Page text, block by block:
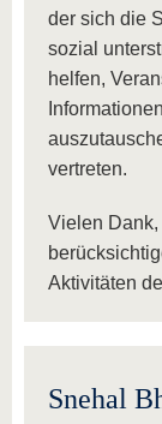
der sich die
sozial
helfen,
vertreten.
Vielen
Aktivitäten
Snehal